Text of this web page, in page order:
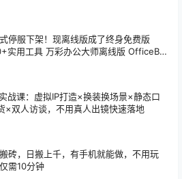
停服下架！现离线版成了终身免费版
实用工具 万彩办公大师离线版 OfficeBo
战课：虚拟IP打造×换装换场景×静态口
×双人访谈，不用真人出镜快速落地
砖，日搬上千，有手机就能做，不用玩
需10分钟